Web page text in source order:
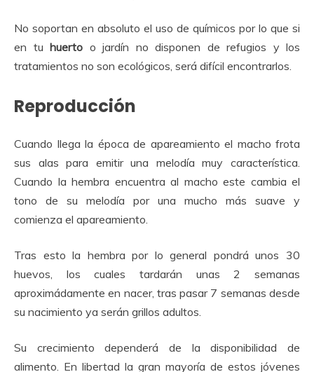
No soportan en absoluto el uso de químicos por lo que si
en tu huerto o jardín no disponen de refugios y los
tratamientos no son ecológicos, será difícil encontrarlos.
Reproducción
Cuando llega la época de apareamiento el macho frota
sus alas para emitir una melodía muy característica.
Cuando la hembra encuentra al macho este cambia el
tono de su melodía por una mucho más suave y
comienza el apareamiento.
Tras esto la hembra por lo general pondrá unos 30
huevos, los cuales tardarán unas 2 semanas
aproximádamente en nacer, tras pasar 7 semanas desde
su nacimiento ya serán grillos adultos.
Su crecimiento dependerá de la disponibilidad de
alimento. En libertad la gran mayoría de estos jóvenes